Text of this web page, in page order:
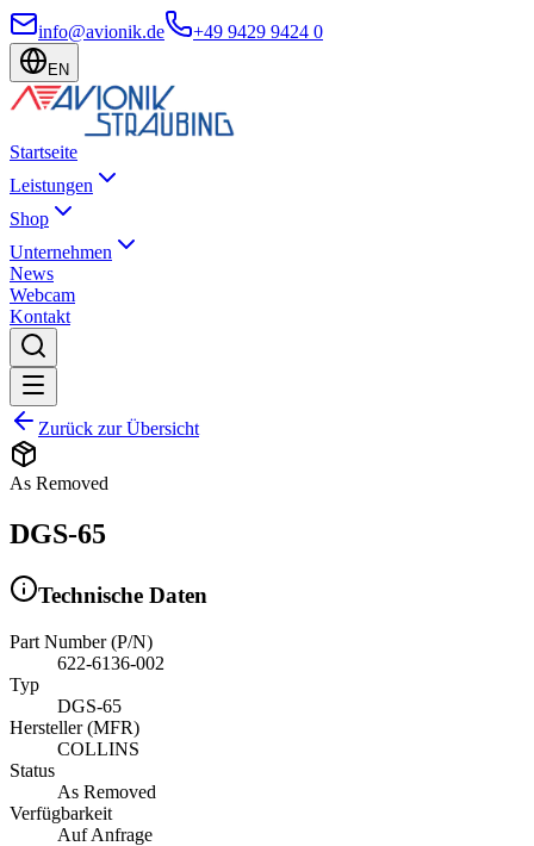
info@avionik.de +49 9429 9424 0
EN
Startseite
Leistungen
Shop
Unternehmen
News
Webcam
Kontakt
Zurück zur Übersicht
As Removed
DGS-65
Technische Daten
Part Number (P/N)
622-6136-002
Typ
DGS-65
Hersteller (MFR)
COLLINS
Status
As Removed
Verfügbarkeit
Auf Anfrage